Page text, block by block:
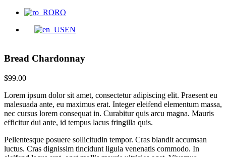
RO
EN
Bread Chardonnay
$99.00
Lorem ipsum dolor sit amet, consectetur adipiscing elit. Praesent eu
malesuada ante, eu maximus erat. Integer eleifend elementum massa,
nec cursus lorem consequat in. Curabitur quis arcu magna. Mauris
efficitur dui ante, id tempus lacus fringilla quis.
Pellentesque posuere sollicitudin tempor. Cras blandit accumsan
luctus. Cras dignissim tincidunt ligula venenatis commodo. In